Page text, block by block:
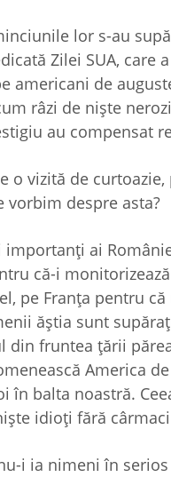
lor s-au
Zilei SUA, care
americani de
râzi de nişte
au compensat
o vizită de
vorbim despre asta?
ai
că-i
pe Franţa pentru
ăştia sunt
fruntea ţării
America
în balta noastră.
idioţi fără
i ia nimeni în